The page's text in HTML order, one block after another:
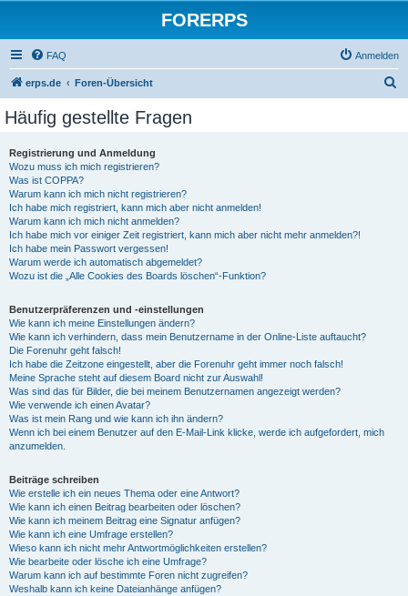
FORERPS
FAQ Anmelden
erps.de Foren-Übersicht
Häufig gestellte Fragen
Registrierung und Anmeldung
Wozu muss ich mich registrieren?
Was ist COPPA?
Warum kann ich mich nicht registrieren?
Ich habe mich registriert, kann mich aber nicht anmelden!
Warum kann ich mich nicht anmelden?
Ich habe mich vor einiger Zeit registriert, kann mich aber nicht mehr anmelden?!
Ich habe mein Passwort vergessen!
Warum werde ich automatisch abgemeldet?
Wozu ist die „Alle Cookies des Boards löschen“-Funktion?
Benutzerpräferenzen und -einstellungen
Wie kann ich meine Einstellungen ändern?
Wie kann ich verhindern, dass mein Benutzername in der Online-Liste auftaucht?
Die Forenuhr geht falsch!
Ich habe die Zeitzone eingestellt, aber die Forenuhr geht immer noch falsch!
Meine Sprache steht auf diesem Board nicht zur Auswahl!
Was sind das für Bilder, die bei meinem Benutzernamen angezeigt werden?
Wie verwende ich einen Avatar?
Was ist mein Rang und wie kann ich ihn ändern?
Wenn ich bei einem Benutzer auf den E-Mail-Link klicke, werde ich aufgefordert, mich
anzumelden.
Beiträge schreiben
Wie erstelle ich ein neues Thema oder eine Antwort?
Wie kann ich einen Beitrag bearbeiten oder löschen?
Wie kann ich meinem Beitrag eine Signatur anfügen?
Wie kann ich eine Umfrage erstellen?
Wieso kann ich nicht mehr Antwortmöglichkeiten erstellen?
Wie bearbeite oder lösche ich eine Umfrage?
Warum kann ich auf bestimmte Foren nicht zugreifen?
Weshalb kann ich keine Dateianhänge anfügen?